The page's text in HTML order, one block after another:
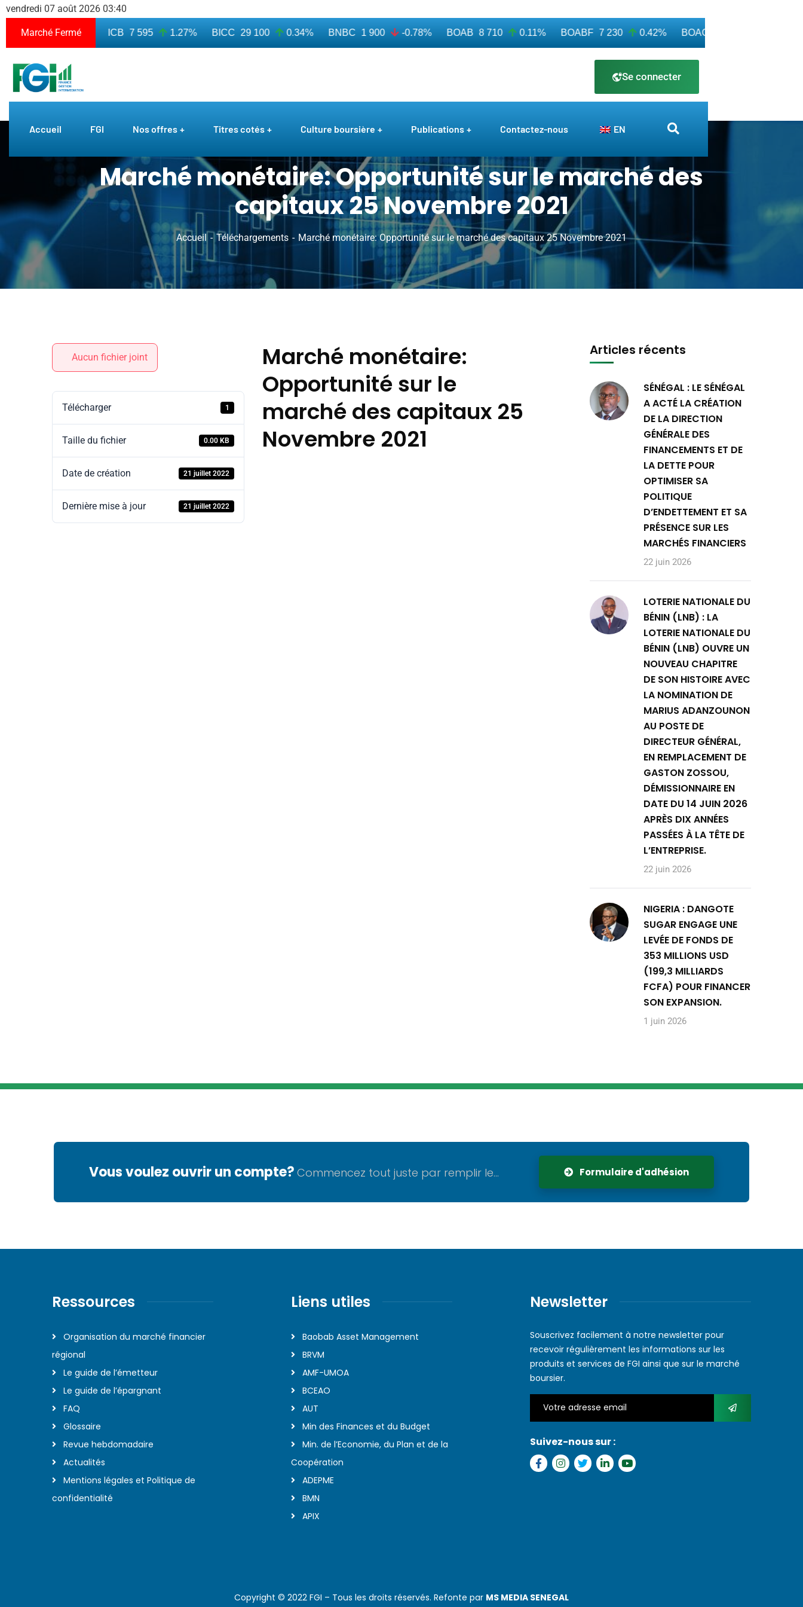
vendredi 07 août 2026 03:40
Marché Fermé
3 010 7.50% 7 595 1.27% BICC 29 100 0.34% BNBC 1 900 -0.78% BOAB 8 710 0.11% BOABF 7 230 0.42% BOAC 11 600
Se connecter
Accueil FGI Nos offres Titres cotés Culture boursière Publications Contactez-nous EN
Marché monétaire: Opportunité sur le marché des
capitaux 25 Novembre 2021
Accueil Téléchargements Marché monétaire: Opportunité sur le marché des capitaux 25 Novembre 2021
Aucun fichier joint
Télécharger 1
Taille du fichier 0.00 KB
Date de création 21 juillet 2022
Dernière mise à jour 21 juillet 2022
Marché monétaire:
Opportunité sur le
marché des capitaux 25
Novembre 2021
Articles récents
SÉNÉGAL : LE SÉNÉGAL
A ACTÉ LA CRÉATION
DE LA DIRECTION
GÉNÉRALE DES
FINANCEMENTS ET DE
LA DETTE POUR
OPTIMISER SA
POLITIQUE
D’ENDETTEMENT ET SA
PRÉSENCE SUR LES
MARCHÉS FINANCIERS
22 juin 2026
LOTERIE NATIONALE DU
BÉNIN (LNB) : LA
LOTERIE NATIONALE DU
BÉNIN (LNB) OUVRE UN
NOUVEAU CHAPITRE
DE SON HISTOIRE AVEC
LA NOMINATION DE
MARIUS ADANZOUNON
AU POSTE DE
DIRECTEUR GÉNÉRAL,
EN REMPLACEMENT DE
GASTON ZOSSOU,
DÉMISSIONNAIRE EN
DATE DU 14 JUIN 2026
APRÈS DIX ANNÉES
PASSÉES À LA TÊTE DE
L’ENTREPRISE.
22 juin 2026
NIGERIA : DANGOTE
SUGAR ENGAGE UNE
LEVÉE DE FONDS DE
353 MILLIONS USD
(199,3 MILLIARDS
FCFA) POUR FINANCER
SON EXPANSION.
1 juin 2026
Vous voulez ouvrir un compte? Commencez tout juste par remplir le... Formulaire d'adhésion
Ressources
Organisation du marché financier
régional
Le guide de l’émetteur
Le guide de l’épargnant
FAQ
Glossaire
Revue hebdomadaire
Actualités
Mentions légales et Politique de
confidentialité
Liens utiles
Baobab Asset Management
BRVM
AMF-UMOA
BCEAO
AUT
Min des Finances et du Budget
Min. de l’Economie, du Plan et de la
Coopération
ADEPME
BMN
APIX
Newsletter
Souscrivez facilement à notre newsletter pour
recevoir régulièrement les informations sur les
produits et services de FGI ainsi que sur le marché
boursier.
Suivez-nous sur :
Copyright © 2022 FGI – Tous les droits réservés. Refonte par MS MEDIA SENEGAL